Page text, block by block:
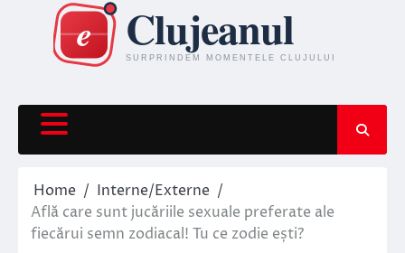
content
Home
Interne/Externe
Află care sunt jucăriile sexuale preferate ale
fiecărui semn zodiacal! Tu ce zodie ești?